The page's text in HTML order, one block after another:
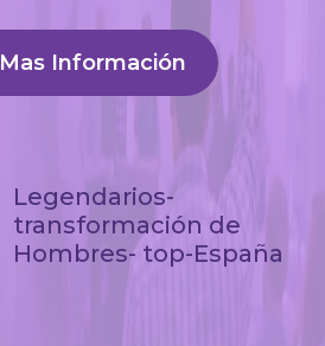
Mas Información
Legendarios-
transformación de
Hombres- top-España